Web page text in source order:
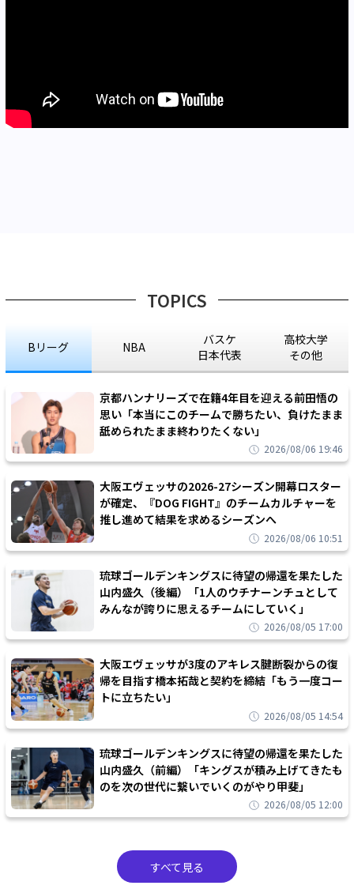
TOPICS
Bリーグ NBA
バスケ
日本代表
高校大学
その他
京都ハンナリーズで在籍4年目を迎える前田悟の
思い「本当にこのチームで勝ちたい、負けたまま
舐められたまま終わりたくない」
2026/08/06 19:46
大阪エヴェッサの2026-27シーズン開幕ロスター
が確定、『DOG FIGHT』のチームカルチャーを
推し進めて結果を求めるシーズンへ
2026/08/06 10:51
琉球ゴールデンキングスに待望の帰還を果たした
山内盛久（後編）「1人のウチナーンチュとして
みんなが誇りに思えるチームにしていく」
2026/08/05 17:00
大阪エヴェッサが3度のアキレス腱断裂からの復
帰を目指す橋本拓哉と契約を締結「もう一度コー
トに立ちたい」
2026/08/05 14:54
琉球ゴールデンキングスに待望の帰還を果たした
山内盛久（前編）「キングスが積み上げてきたも
のを次の世代に繋いでいくのがやり甲斐」
2026/08/05 12:00
すべて見る